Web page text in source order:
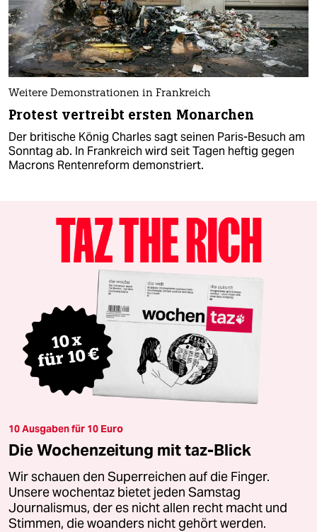
Weitere Demonstrationen in Frankreich
Protest vertreibt ersten Monarchen
Der britische König Charles sagt seinen Paris-Besuch am
Sonntag ab. In Frankreich wird seit Tagen heftig gegen
Macrons Rentenreform demonstriert.
10 Ausgaben für 10 Euro
Die Wochenzeitung mit taz-Blick
Wir schauen den Superreichen auf die Finger.
Unsere wochentaz bietet jeden Samstag
Journalismus, der es nicht allen recht macht und
Stimmen, die woanders nicht gehört werden.